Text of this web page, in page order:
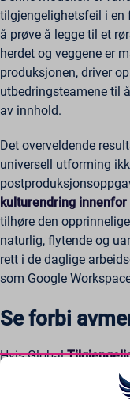
tilgjengelighetsfeil i en
å prøve å legge til et
herdet og veggene er
produksjonen, driver
utbedringsteamene til
av innhold.
Det overveldende
universell utforming
kulturendring
tilhøre den
naturlig, flytende og
rett i de daglige
som Google
Se forbi
Hvis Global
og det er at ekte
designutfordring, ikke